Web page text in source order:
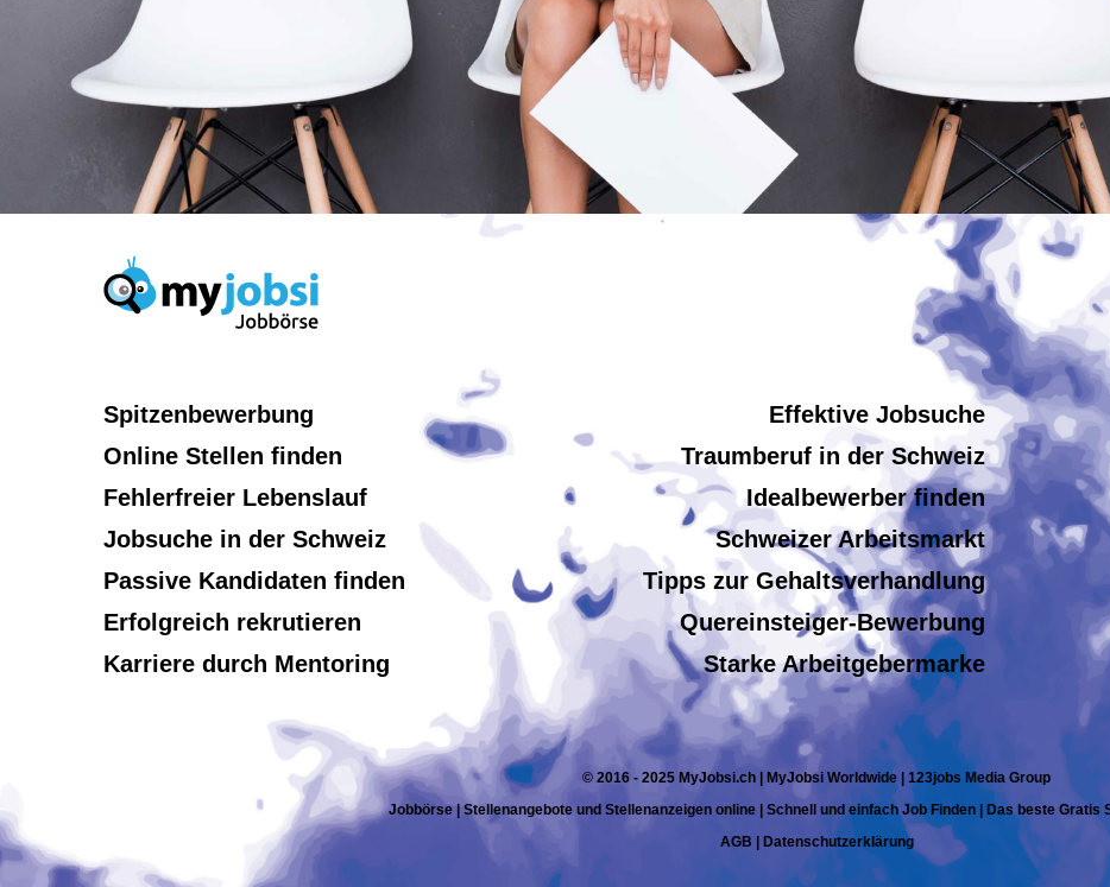
Spitzenbewerbung
Online Stellen finden
Fehlerfreier Lebenslauf
Jobsuche in der Schweiz
Passive Kandidaten finden
Erfolgreich rekrutieren
Karriere durch Mentoring
Effektive Jobsuche
Traumberuf in der Schweiz
Idealbewerber finden
Schweizer Arbeitsmarkt
Tipps zur Gehaltsverhandlung
Quereinsteiger-Bewerbung
Starke Arbeitgebermarke
© 2016 - 2025 MyJobsi.ch | MyJobsi Worldwide | 123jobs Media Group
Jobbörse | Stellenangebote und Stellenanzeigen online | Schnell und einfach Job Finden | Das beste Gratis
AGB
Datenschutzerklärung